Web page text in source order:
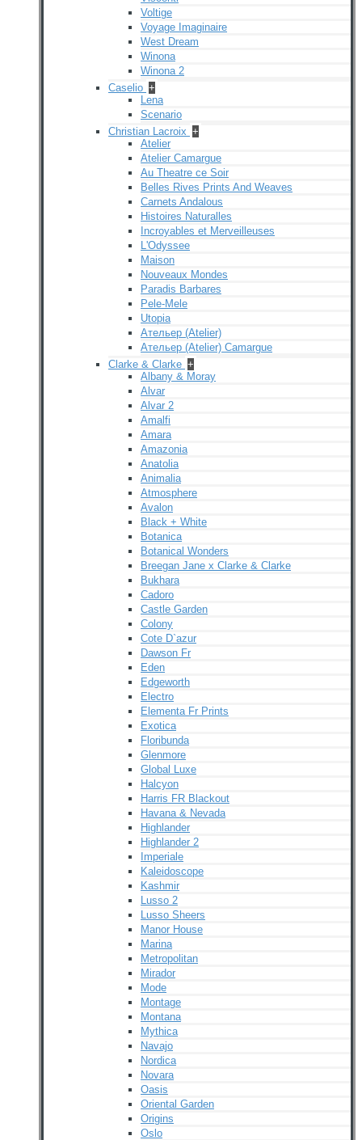
Voltige
Voyage Imaginaire
West Dream
Winona
Winona 2
Caselio +
Lena
Scenario
Christian Lacroix +
Atelier
Atelier Camargue
Au Theatre ce Soir
Belles Rives Prints And Weaves
Carnets Andalous
Histoires Naturalles
Incroyables et Merveilleuses
L'Odyssee
Maison
Nouveaux Mondes
Paradis Barbares
Pele-Mele
Utopia
Ательер (Atelier)
Ательер (Atelier) Camargue
Clarke & Clarke +
Albany & Moray
Alvar
Alvar 2
Amalfi
Amara
Amazonia
Anatolia
Animalia
Atmosphere
Avalon
Black + White
Botanica
Botanical Wonders
Breegan Jane x Clarke & Clarke
Bukhara
Cadoro
Castle Garden
Colony
Cote D`azur
Dawson Fr
Eden
Edgeworth
Electro
Elementa Fr Prints
Exotica
Floribunda
Glenmore
Global Luxe
Halcyon
Harris FR Blackout
Havana & Nevada
Highlander
Highlander 2
Imperiale
Kaleidoscope
Kashmir
Lusso 2
Lusso Sheers
Manor House
Marina
Metropolitan
Mirador
Mode
Montage
Montana
Mythica
Navajo
Nordica
Novara
Oasis
Oriental Garden
Origins
Oslo